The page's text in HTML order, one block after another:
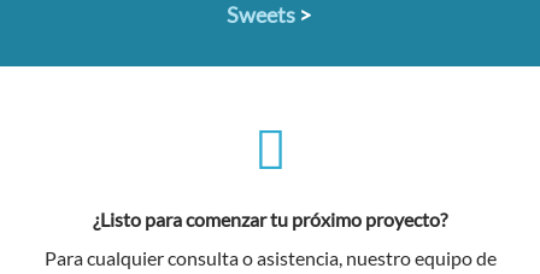
Sweets>
¿Listo para comenzar tu próximo proyecto?
Para cualquier consulta o asistencia, nuestro equipo de